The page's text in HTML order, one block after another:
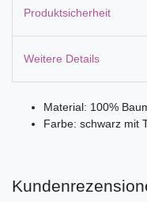
Produktsicherheit
Weitere Details
Material: 100%
Farbe: schwarz mit